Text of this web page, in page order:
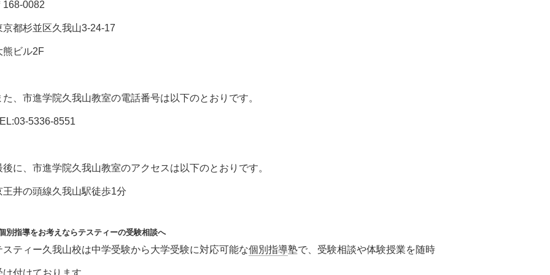
168-0082
京都杉並区久我山3-24-17
熊ビル2F
た、市進学院久我山教室の電話番号は以下のとおりです。
5336-8551
後に、市進学院久我山教室のアクセスは以下のとおりです。
王井の頭線久我山駅徒歩1分
別指導をお考えならテスティーの受験相談へ
スティー久我山校は中学受験から大学受験に対応可能な個別指導塾で、受験相談や体験授業を随時
け付けております。